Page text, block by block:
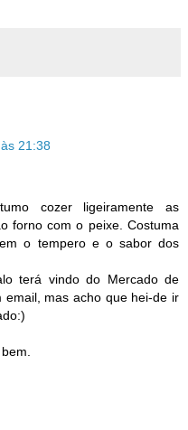
21:38
cozer ligeiramente as
forno com o peixe. Costuma
o tempero e o sabor dos
terá vindo do Mercado de
email, mas acho que hei-de ir